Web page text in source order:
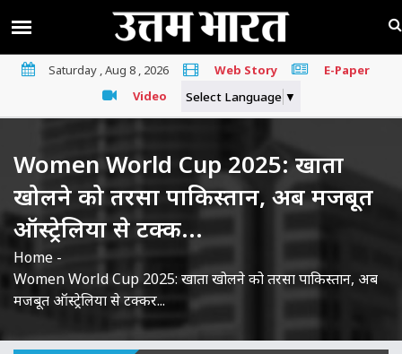
Saturday , Aug 8 , 2026 Web Story
E-Paper
Video
Select Language ▼
Women World Cup 2025: खाता
खोलने को तरसा पाकिस्तान, अब मजबूत
ऑस्ट्रेलिया से टक्क...
Home -
Women World Cup 2025: खाता खोलने को तरसा पाकिस्तान, अब
मजबूत ऑस्ट्रेलिया से टक्कर...